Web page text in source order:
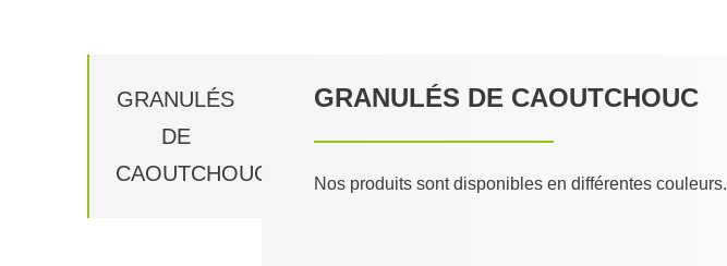
GRANULÉS
DE
CAOUTCHOUC
GRANULÉS DE CAOUTCHOUC
Nos produits sont disponibles en différentes couleurs.